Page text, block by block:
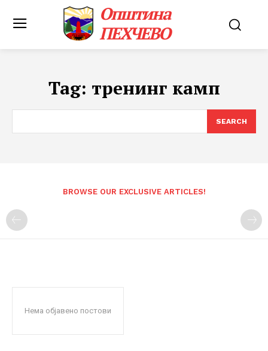
Општина
ПЕХЧЕВО
Tag: тренинг камп
SEARCH
BROWSE OUR EXCLUSIVE ARTICLES!
Нема објавено постови